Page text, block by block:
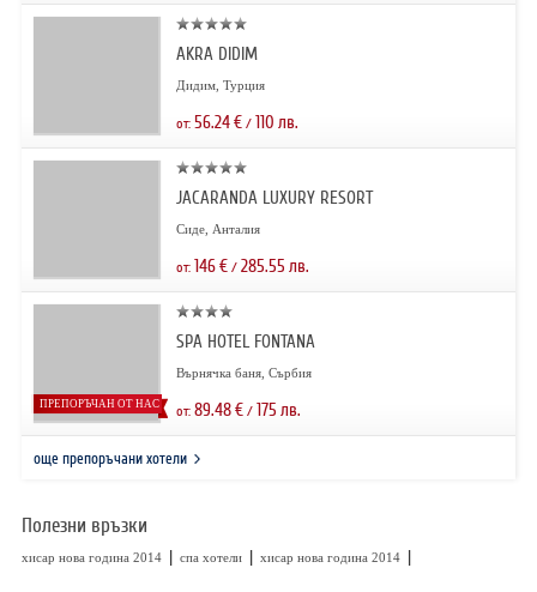
AKRA DIDIM
Дидим, Турция
от: 56.24€/ 110 лв.
JACARANDA LUXURY RESORT
Сиде, Анталия
от: 146€/ 285.55 лв.
ПРЕПОРЪЧАН ОТ НАС
SPA HOTEL FONTANA
Върнячка баня, Сърбия
от: 89.48€/ 175 лв.
още препоръчани хотели
Полезни връзки
хисар нова година 2014 | спа хотели | хисар нова година 2014 |